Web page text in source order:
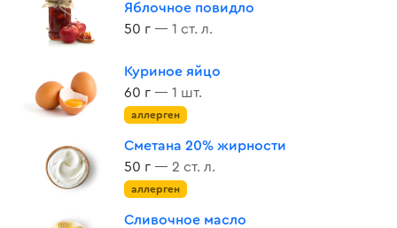
Яблочное повидло
50 г — 1 ст. л.
Куриное яйцо
60 г — 1 шт.
аллерген
Сметана 20% жирности
50 г — 2 ст. л.
аллерген
Сливочное масло